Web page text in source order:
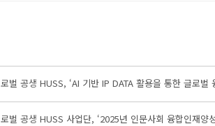
벌 공생 HUSS, ‘AI 기반 IP DATA 활용을 통한 글로벌
벌 공생 HUSS 사업단, ‘2025년 인문사회 융합인재